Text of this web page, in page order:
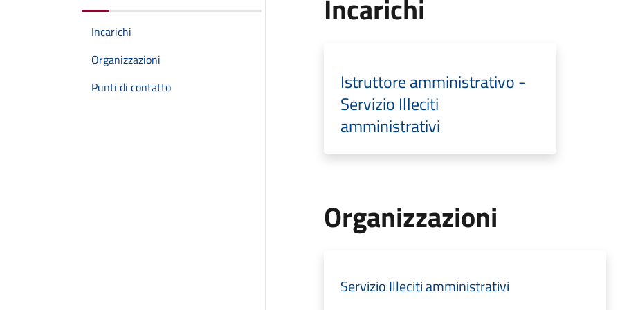
Incarichi
Organizzazioni
Punti di contatto
Incarichi
Istruttore amministrativo -
Servizio Illeciti
amministrativi
Organizzazioni
Servizio Illeciti amministrativi